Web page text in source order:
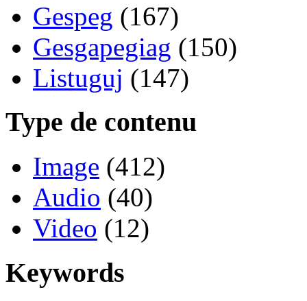
Gespeg (167)
Gesgapegiag (150)
Listuguj (147)
Type de contenu
Image (412)
Audio (40)
Video (12)
Keywords